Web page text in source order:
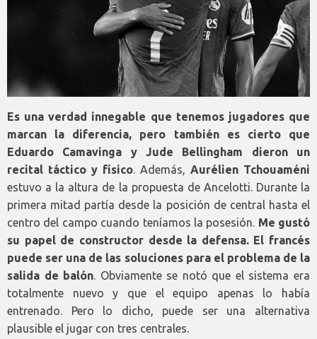
Es una verdad innegable que tenemos jugadores que
marcan la diferencia, pero también es cierto que
Eduardo Camavinga y Jude Bellingham dieron un
recital táctico y físico. Además, Aurélien Tchouaméni
estuvo a la altura de la propuesta de Ancelotti. Durante la
primera mitad partía desde la posición de central hasta el
centro del campo cuando teníamos la posesión. Me gustó
su papel de constructor desde la defensa. El francés
puede ser una de las soluciones para el problema de la
salida de balón. Obviamente se notó que el sistema era
totalmente nuevo y que el equipo apenas lo había
entrenado. Pero lo dicho, puede ser una alternativa
plausible el jugar con tres centrales.